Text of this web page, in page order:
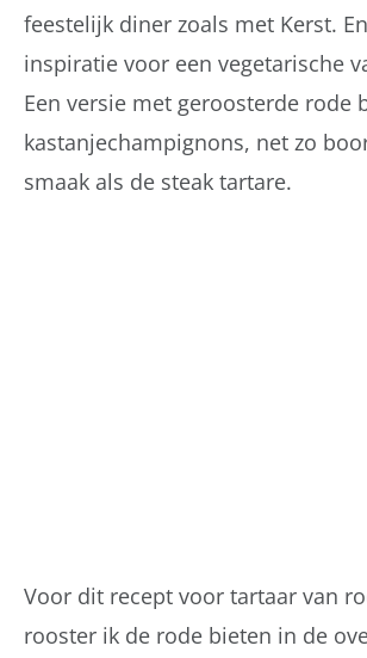
feestelijk diner zoals met Kerst.
inspiratie voor een vegetarische
Een versie met geroosterde rode
kastanjechampignons, net zo
smaak als de steak tartare.
Voor dit recept voor tartaar van
rooster ik de rode bieten in de